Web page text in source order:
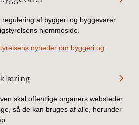
af byggeri og byggevarer
hjemmeside.
nyheder om byggeri og
skal offentlige organers websteder
så de kan bruges af alle, herunder